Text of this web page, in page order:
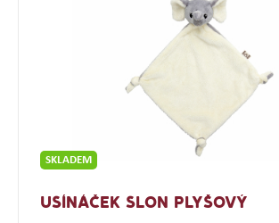
SKLADEM
USÍNÁČEK SLON PLYŠOVÝ